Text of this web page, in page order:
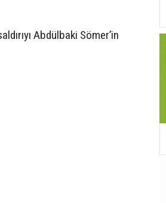
Abdülbaki Sömer’in